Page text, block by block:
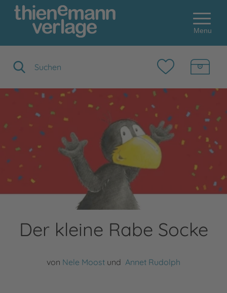
Menu
Der kleine Rabe Socke
von Nele Moost und Annet Rudolph